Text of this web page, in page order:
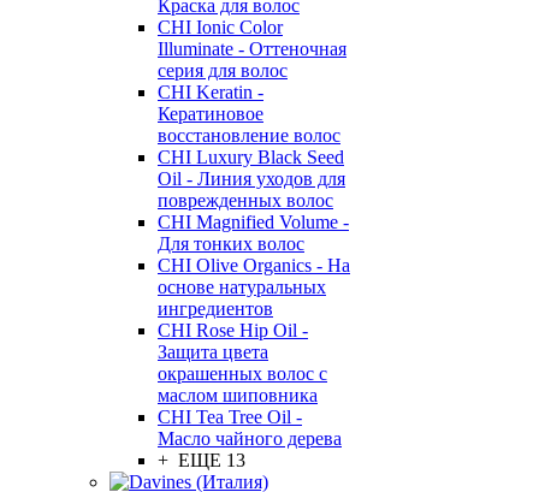
Краска для волос
CHI Ionic Color
Illuminate - Оттеночная
серия для волос
CHI Keratin -
Кератиновое
восстановление волос
CHI Luxury Black Seed
Oil - Линия уходов для
поврежденных волос
CHI Magnified Volume -
Для тонких волос
CHI Olive Organics - На
основе натуральных
ингредиентов
CHI Rose Hip Oil -
Защита цвета
окрашенных волос с
маслом шиповника
CHI Tea Tree Oil -
Масло чайного дерева
+ ЕЩЕ 13